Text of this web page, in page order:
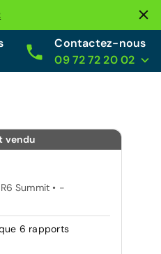
Contactez-nous
09 72 72 20 02
vendu
Summit • -
6 rapports